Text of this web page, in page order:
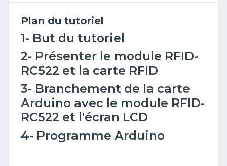
Plan du tutoriel
1- But du tutoriel
2- Présenter le module RFID-
RC522 et la carte RFID
3- Branchement de la carte
Arduino avec le module RFID-
RC522 et l'écran LCD
4- Programme Arduino